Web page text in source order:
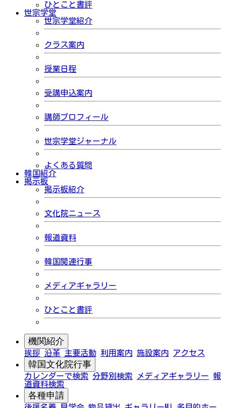
ひとこと書評
世宗学堂
世宗学堂紹介
クラス案内
授業日程
受講申込案内
講師プロフィール
世宗学堂ジャーナル
よくある質問
韓国紹介
掲示板
掲示板紹介
文化院ニュース
報道資料
韓国関連行事
メディアギャラリー
ひとこと書評
機関紹介
挨拶 沿革 主要活動 利用案内 施設案内 アクセス
韓国文化院行事
カレンダーで検索 分野別検索 メディアギャラリー 報
道資料検索
各種申請